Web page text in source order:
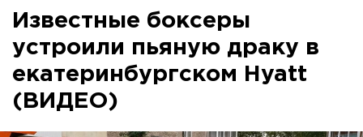
Известные боксеры
устроили пьяную драку в
екатеринбургском Hyatt
(ВИДЕО)